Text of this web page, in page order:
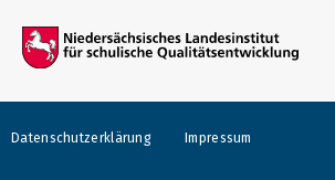
Datenschutzerklärung Impressum